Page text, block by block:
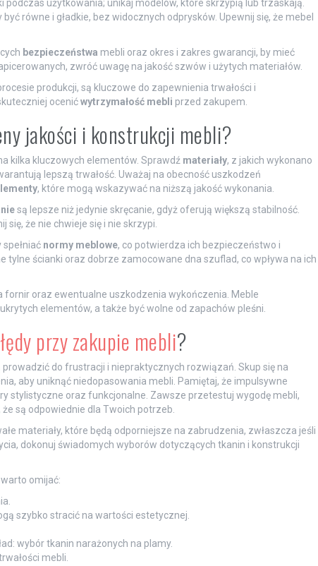
użytkowania; unikaj modelów, które skrzypią lub trzaskają.
równe i gładkie, bez widocznych odprysków. Upewnij się, że mebel
bezpieczeństwa mebli oraz okres i zakres gwarancji, by mieć
zwróć uwagę na jakość szwów i użytych materiałów.
produkcji, są kluczowe do zapewnienia trwałości i
ocenićwytrzymałość mebli przed zakupem.
jakości i konstrukcji mebli?
kilka kluczowych elementów. Sprawdź materiały, z jakich wykonano
lepszą trwałość. Uważaj na obecność uszkodzeń
, które mogą wskazywać na niższą jakość wykonania.
są lepsze niż jedynie skręcanie, gdyż oferują większą stabilność.
że nie chwieje się i nie skrzypi.
normy meblowe, co potwierdza ich bezpieczeństwo i
tylne ścianki oraz dobrze zamocowane dna szuflad, co wpływa na ich
fornir oraz ewentualne uszkodzenia wykończenia. Meble
elementów, a także być wolne od zapachów pleśni.
przy zakupie mebli?
do frustracji i niepraktycznych rozwiązań. Skup się na
aby uniknąć niedopasowania mebli. Pamiętaj, że impulsywne
stylistyczne oraz funkcjonalne. Zawsze przetestuj wygodę mebli,
są odpowiednie dla Twoich potrzeb.
materiały, które będą odporniejsze na zabrudzenia, zwłaszcza jeśli
dokonuj świadomych wyborów dotyczących tkanin i konstrukcji
omijać:
szybko stracić na wartości estetycznej.
wybór tkanin narażonych na plamy.
mebli.